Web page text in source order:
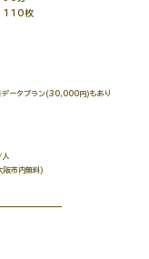
110枚
ータプラン(30,000円)もあり
人
阪市内無料)